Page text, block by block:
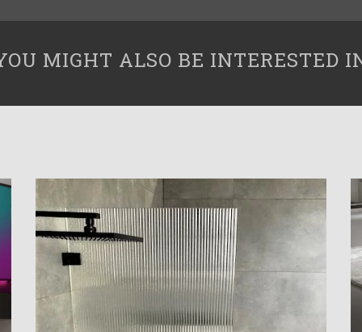
MIGHT ALSO BE INTERESTED